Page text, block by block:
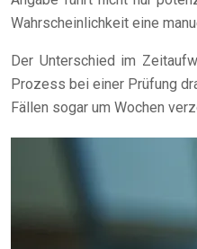
Wahrscheinlichkeit eine
Der Unterschied im
Prozess bei einer Prüfung
Fällen sogar um Wochen